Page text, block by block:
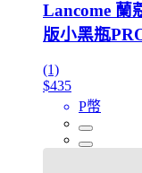
Lancome 蘭
版小黑瓶
(1)
$435
P幣